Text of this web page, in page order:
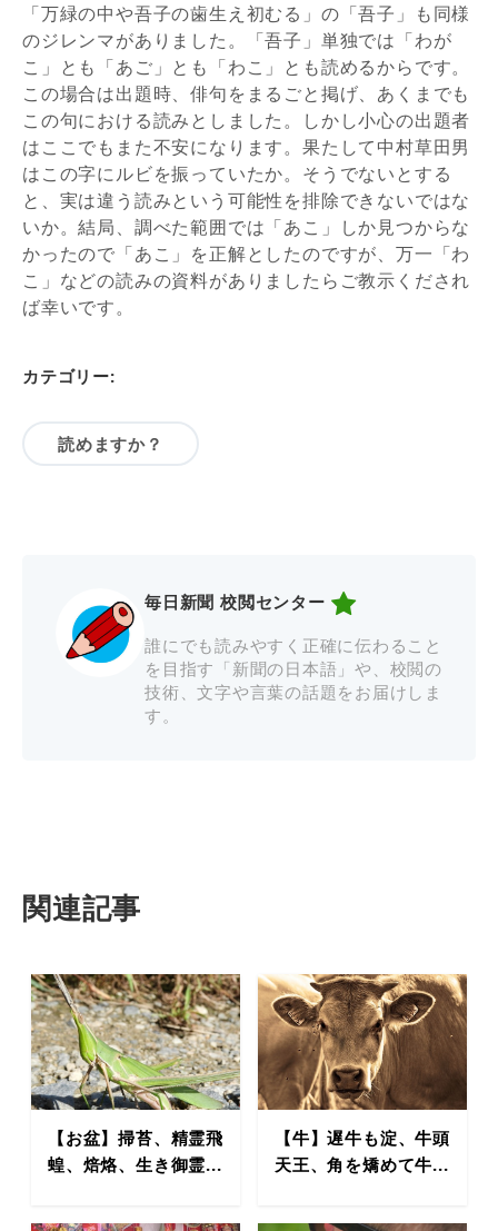
「万緑の中や吾子の歯生え初むる」の「吾子」も同様
のジレンマがありました。「吾子」単独では「わが
こ」とも「あご」とも「わこ」とも読めるからです。
この場合は出題時、俳句をまるごと掲げ、あくまでも
この句における読みとしました。しかし小心の出題者
はここでもまた不安になります。果たして中村草田男
はこの字にルビを振っていたか。そうでないとする
と、実は違う読みという可能性を排除できないではな
いか。結局、調べた範囲では「あこ」しか見つからな
かったので「あこ」を正解としたのですが、万一「わ
こ」などの読みの資料がありましたらご教示くだされ
ば幸いです。
カテゴリー:
読めますか？
毎日新聞 校閲センター
誰にでも読みやすく正確に伝わること
を目指す「新聞の日本語」や、校閲の
技術、文字や言葉の話題をお届けしま
す。
関連記事
【お盆】掃苔、精霊飛
蝗、焙烙、生き御霊...
【牛】遅牛も淀、牛頭
天王、角を矯めて牛...